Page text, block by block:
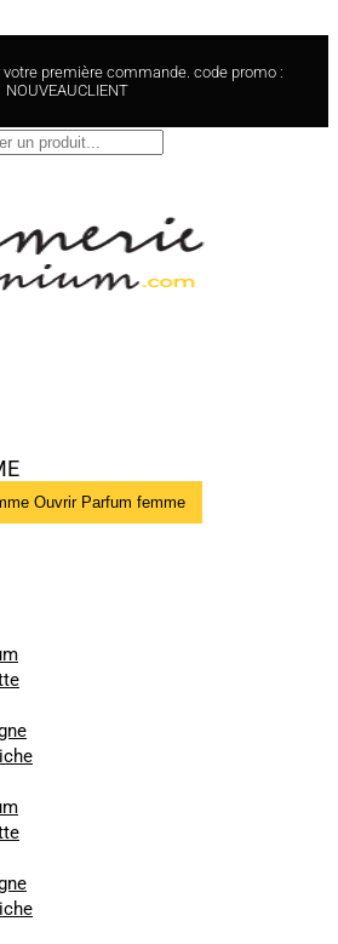
votre première commande. code promo :
NOUVEAUCLIENT
Ouvrir Parfum femme